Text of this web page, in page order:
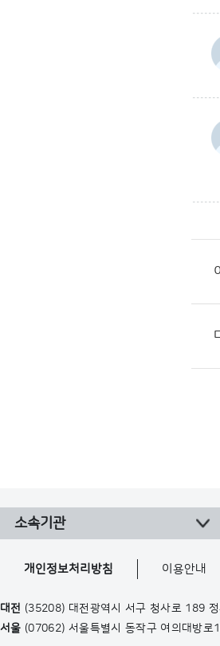
소속기관
개인정보처리방침 이용안내
대전 (35208) 대전광역시 서구 청사로 189
서울 (07062) 서울특별시 동작구 여의대방